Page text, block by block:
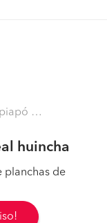
- Copiapó)
huincha
planchas de